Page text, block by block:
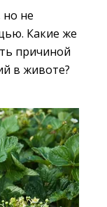
не
Какие же
причиной
в животе?